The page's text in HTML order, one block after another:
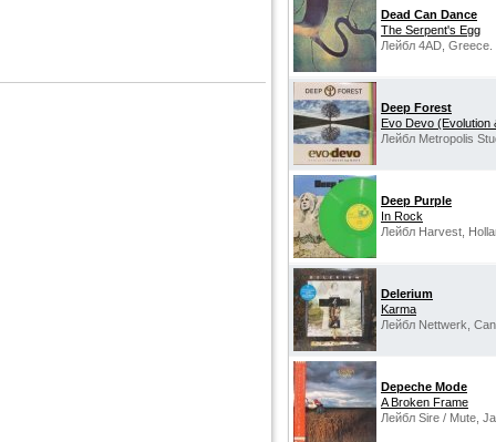
Dead Can Dance
The Serpent's Egg
Лейбл 4AD, Greece.
Deep Forest
Evo Devo (Evolution
Лейбл Metropolis
Deep Purple
In Rock
Лейбл Harvest,
Delerium
Karma
Лейбл Nettwerk,
Depeche Mode
A Broken Frame
Лейбл Sire / Mute,